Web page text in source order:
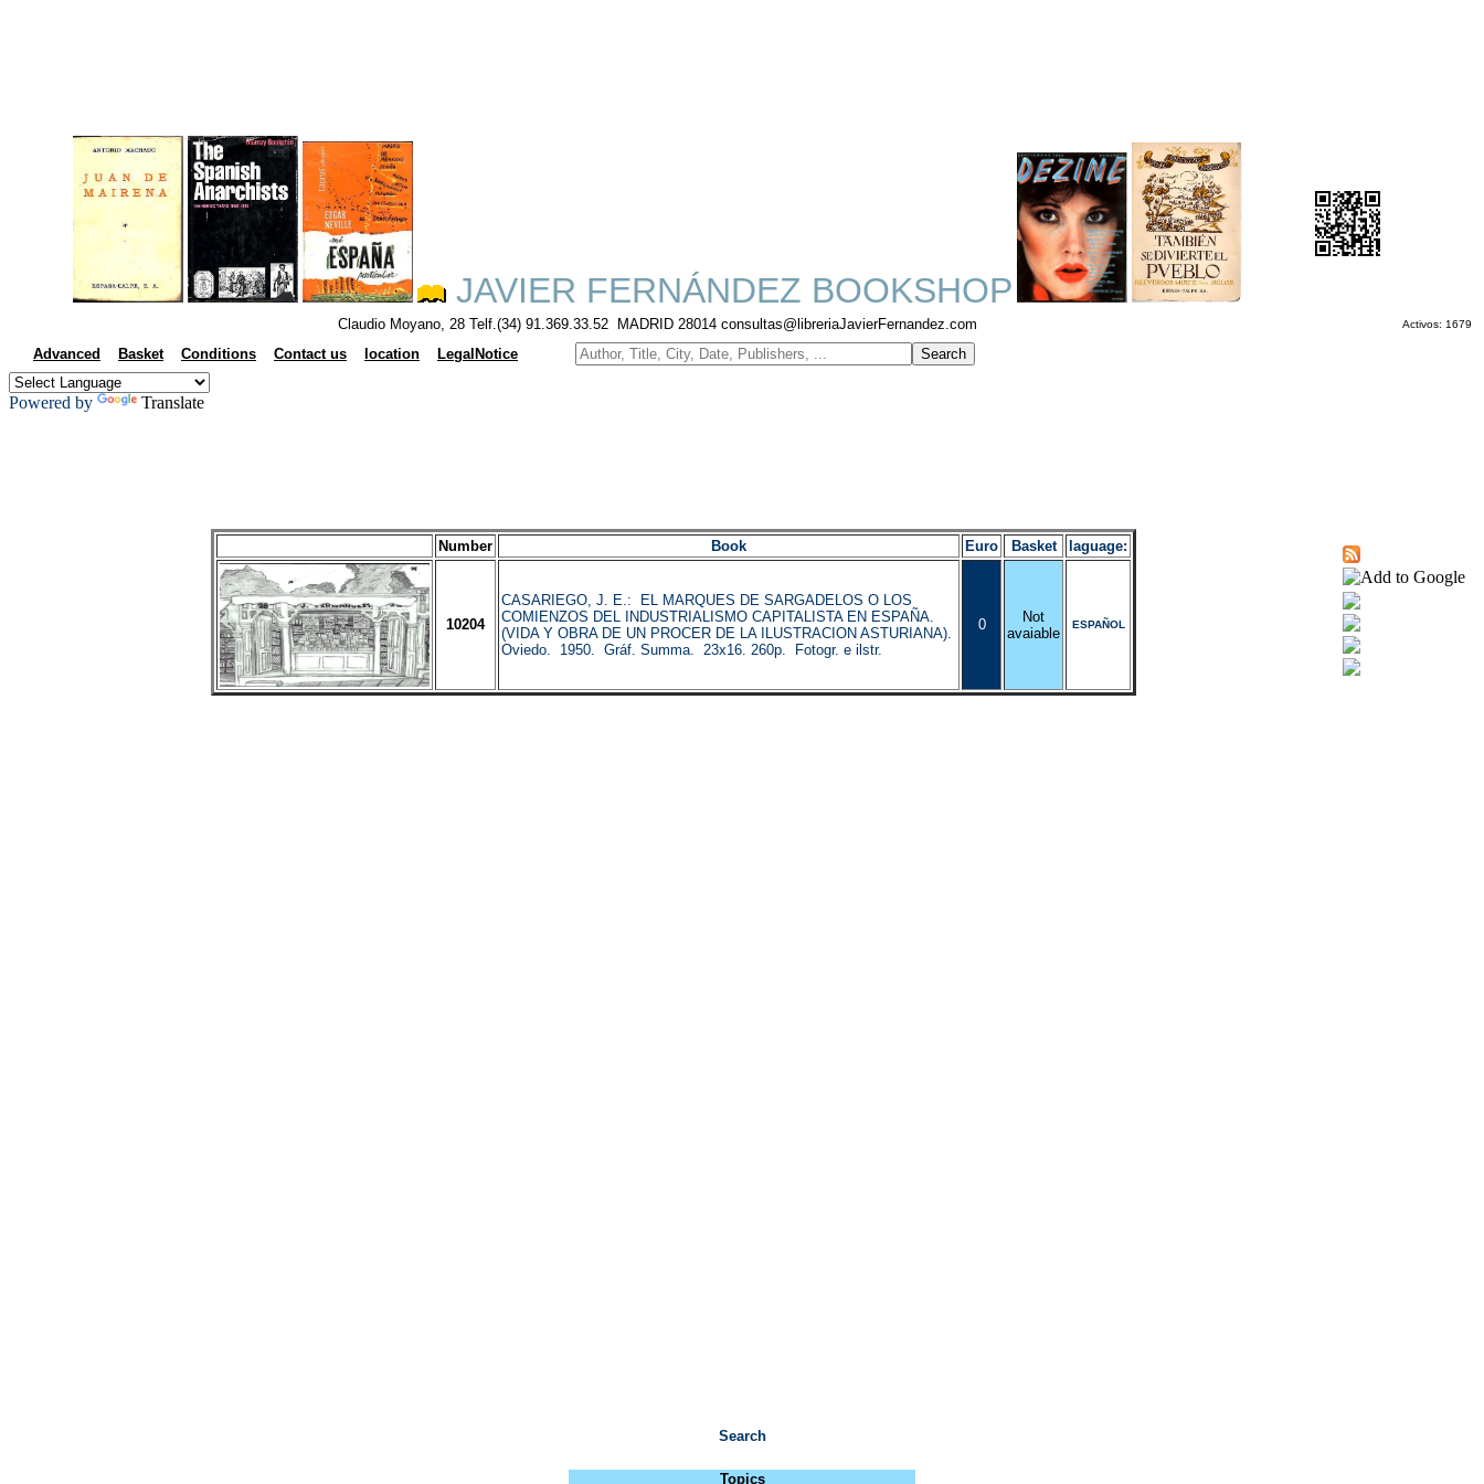
JAVIER FERNÁNDEZ BOOKSHOP
Claudio Moyano, 28 Telf.(34) 91.369.33.52 MADRID 28014 consultas@libreriaJavierFernandez.com Activos: 1679
Advanced Basket Conditions Contact us location LegalNotice
Powered by Translate
Number Book Euro Basket laguage:
10204
CASARIEGO, J. E.: EL MARQUES DE SARGADELOS O LOS
COMIENZOS DEL INDUSTRIALISMO CAPITALISTA EN ESPAÑA.
(VIDA Y OBRA DE UN PROCER DE LA ILUSTRACION ASTURIANA).
Oviedo. 1950. Gráf. Summa. 23x16. 260p. Fotogr. e ilstr.
0
Not
avaiable
ESPAÑOL
Search
Topics